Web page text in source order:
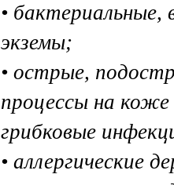
•
экземы;
• острые,
процессы на коже
грибковые
• аллергические